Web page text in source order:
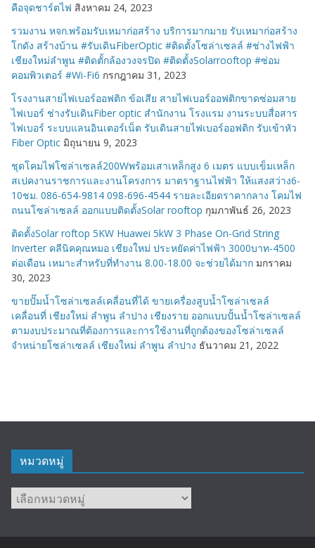
คือจุดชาร์ตไฟ สิงหาคม 24, 2023
รวมงาน หจก.พร้อมรับเหมาก่อสร้าง บริการมากมาย รับเหมาก่อสร้าง
โกดัง สร้างบ้าน #รับเดินFiberOptic #ติดตั้งโซล่าเซลล์ #ช่างไฟฟ้า
เชียงใหม่ลำพูน #ติดตั้กล้องวงจรปิด #ติดตั้งSolarrooftop #ซ่อม
คอมพิวเตอร์ #Wi-Fi6 กรกฎาคม 31, 2023
โรงงานสายไฟเบอร์ออฟติก ข้อเสีย สายไฟเบอร์ออฟติกขาดซ่อมสาย
ไฟเบอร์ ช่างรับเดินFiber optic สำนักงาน โรงแรม งานระบบสื่อสาร
ไฟเบอร์ ระบบแลนอินเตอร์เน็ต รับเดินสายไฟเบอร์ออฟติก รับเข้าหัว
Fiber Optic มิถุนายน 9, 2023
ชุดโคมไฟโซล่าเซลล์200Wพร้อมเสาเหล็กสูง 6 เมตร แบบเข็มเหล็ก
สเปคงานราชการและงานโครงการ มาตราฐานไฟฟ้า ให้แสงสว่าง6-
10ชม. 086-654-9814 098-696-4544 รายละเอียดราคากลาง โคมไฟ
ถนนโซล่าเซลล์ ออกแบบติดตั้งSolar rooftop กุมภาพันธ์ 26, 2023
ติดตั้งSolar roftop 5KW Huawei 5kW 3 Phase On-Grid String
Inverter คลีนิคคุณหมอ เชียงใหม่ ประหยัดค่าไฟฟ้า 3000บาท-4500
ต่อเดือน เหมาะสำหรับที่ทำงาน 8.00-18.00 จะช่วยได้มาก มกราคม
30, 2023
ขายปั๊มน้ำโซล่าเซลล์เคลื่อนที่ได้ ขายเครื่องสูบน้ำโซล่าเซลล์
เคลื่อนที่ เชียงใหม่ ลำพูน ลำปาง เชียงราย ออกแบบปั้นน้ำโซล่าเซลล์
ตามงบประมาณที่ต้องการและการใช้งานที่ถูกต้องของโซล่าเซลล์
จำหน่ายโซล่าเซลล์ เชียงใหม่ ลำพูน ลำปาง ธันวาคม 21, 2022
หมวดหมู่
หมวด
หมู่